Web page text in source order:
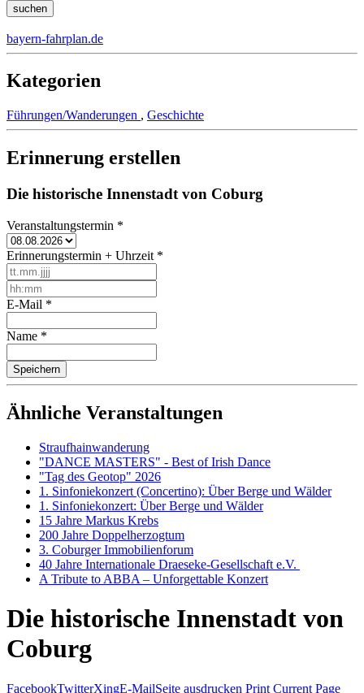
bayern-fahrplan.de
Kategorien
Führungen/Wanderungen , Geschichte
Erinnerung erstellen
Die historische Innenstadt von Coburg
Veranstaltungstermin *
Erinnerungstermin + Uhrzeit *
E-Mail *
Name *
Ähnliche Veranstaltungen
Straufhainwanderung
"DANCE MASTERS" - Best of Irish Dance
"Tag des Geotop" 2026
1. Sinfoniekonzert (Concertino): Über Berge und Wälder
1. Sinfoniekonzert: Über Berge und Wälder
15 Jahre Markus Krebs
200 Jahre Doppelherzogtum
3. Coburger Immobilienforum
40 Jahre Internationale Draeseke-Gesellschaft e.V.
A Tribute to ABBA – Unforgettable Konzert
Die historische Innenstadt von
Coburg
FacebookTwitterXingE-MailSeite ausdrucken Print Current Page